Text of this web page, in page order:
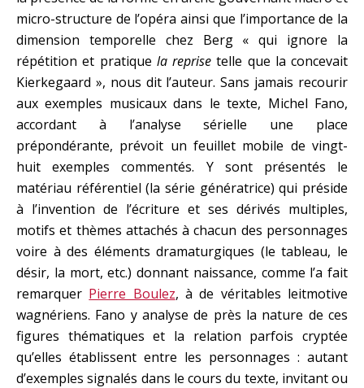
micro-structure de l’opéra ainsi que l’importance de la
dimension temporelle chez Berg « qui ignore la
répétition et pratique la reprisetelle que la concevait
Kierkegaard », nous dit l’auteur. Sans jamais recourir
aux exemples musicaux dans le texte, Michel Fano,
accordant à l’analyse sérielle une place
prépondérante, prévoit un feuillet mobile de vingt-
huit exemples commentés. Y sont présentés le
matériau référentiel (la série génératrice) qui préside
à l’invention de l’écriture et ses dérivés multiples,
motifs et thèmes attachés à chacun des personnages
voire à des éléments dramaturgiques (le tableau, le
désir, la mort, etc.) donnant naissance, comme l’a fait
remarquer Pierre Boulez, à de véritables leitmotive
wagnériens. Fano y analyse de près la nature de ces
figures thématiques et la relation parfois cryptée
qu’elles établissent entre les personnages : autant
d’exemples signalés dans le cours du texte, invitant ou